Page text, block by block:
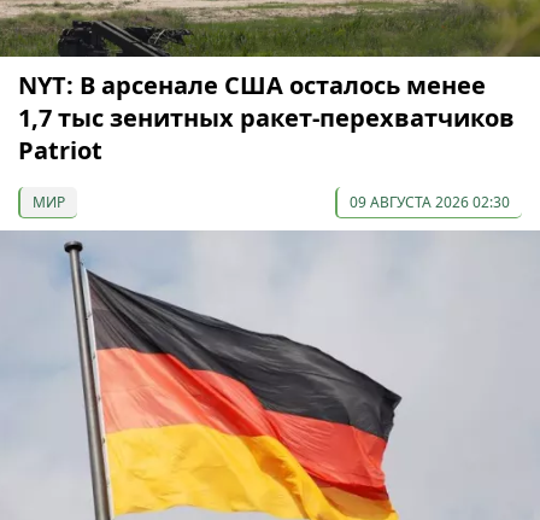
NYT: В арсенале США осталось менее
1,7 тыс зенитных ракет-перехватчиков
Patriot
МИР 09 АВГУСТА 2026 02:30